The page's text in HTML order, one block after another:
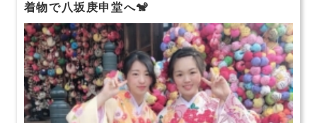
着物で八坂庚申堂へ🐒